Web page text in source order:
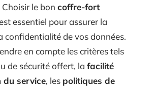
le bon coffre-fort
essentiel pour assurer la
confidentialité de vos données.
en compte les critères tels
de sécurité offert, la facilité
du service, les politiques de